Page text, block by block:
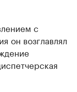
с
он возглавлял